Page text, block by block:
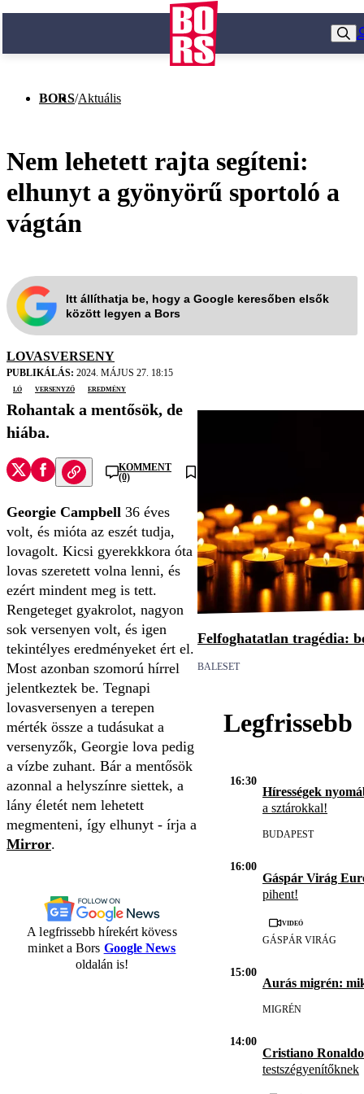
BORS/Aktuális
Nem lehetett rajta segíteni:
elhunyt a gyönyörű sportoló a
vágtán
Itt állíthatja be, hogy a Google keresőben elsők
között legyen a Bors
LOVASVERSENY
PUBLIKÁLÁS: 2024. MÁJUS 27. 18:15
ló
versenyző eredmény
Rohantak a mentősök, de
hiába.
KOMMENT
(0)
Georgie Campbell 36 éves
volt, és mióta az eszét tudja,
lovagolt. Kicsi gyerekkkora óta
lovas szeretett volna lenni, és
ezért mindent meg is tett.
Rengeteget gyakrolot, nagyon
sok versenyen volt, és igen
tekintélyes eredményeket ért el.
Most azonban szomorú hírrel
jelentkeztek be. Tegnapi
lovasversenyen a terepen
mérték össze a tudásukat a
versenyzők, Georgie lova pedig
a vízbe zuhant. Bár a mentősök
azonnal a helyszínre siettek, a
lány életét nem lehetett
megmenteni, így elhunyt - írja a
Mirror.
A legfrissebb hírekért kövess
minket a Bors Google News
oldalán is!
Felfoghatatlan tragédia:
BALESET
Legfrissebb
16:30
Hírességek
a sztárokkal!
BUDAPEST
16:00
Gáspár Virág
pihent!
Videó
GÁSPÁR VIRÁG
15:00
Aurás migrén:
MIGRÉN
14:00
Cristiano
testszégyenítőknek